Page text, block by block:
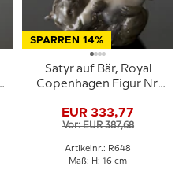
SPARREN 14%
Satyr auf Bär, Royal
Copenhagen Figur Nr.
EUR 333,77
Vor: EUR 387,68
Artikelnr.: R648
Maß: H: 16 cm